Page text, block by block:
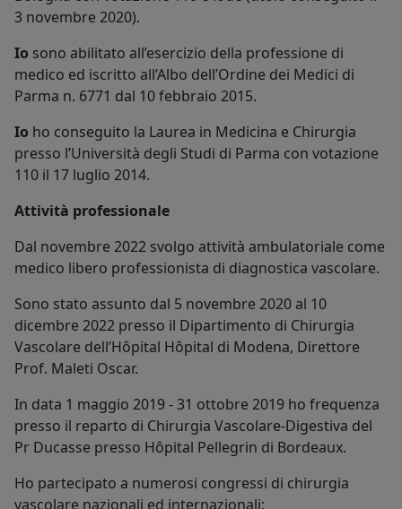
3 novembre 2020).
Io sono abilitato all’esercizio della professione di
medico ed iscritto all’Albo dell’Ordine dei Medici di
Parma n. 6771 dal 10 febbraio 2015.
Io ho conseguito la Laurea in Medicina e Chirurgia
presso l’Università degli Studi di Parma con votazione
110 il 17 luglio 2014.
Attività professionale
Dal novembre 2022 svolgo attività ambulatoriale come
medico libero professionista di diagnostica vascolare.
Sono stato assunto dal 5 novembre 2020 al 10
dicembre 2022 presso il Dipartimento di Chirurgia
Vascolare dell’Hôpital Hôpital di Modena, Direttore
Prof. Maleti Oscar.
In data 1 maggio 2019 - 31 ottobre 2019 ho frequenza
presso il reparto di Chirurgia Vascolare-Digestiva del
Pr Ducasse presso Hôpital Pellegrin di Bordeaux.
Ho partecipato a numerosi congressi di chirurgia
vascolare nazionali ed internazionali: